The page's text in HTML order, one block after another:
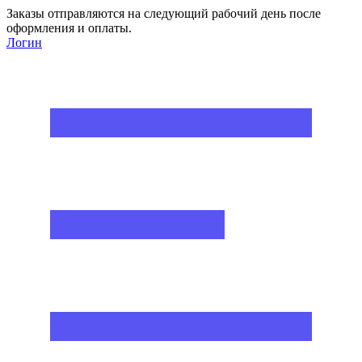
Заказы отправляются на следующий рабочий день после
оформления и оплаты.
Логин